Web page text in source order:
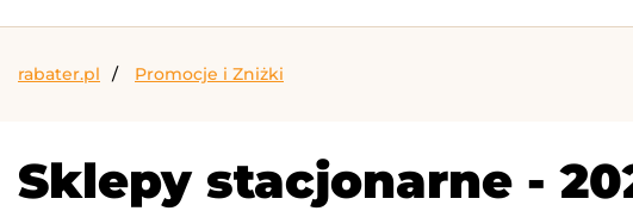
rabater.pl Promocje i Zniżki
Sklepy stacjonarne -